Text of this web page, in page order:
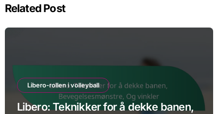
Related Post
Libero-rollen i volleyball
Libero: Teknikker for å dekke banen,